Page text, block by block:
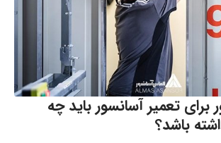
تعمیر آسانسور باید چه
باشد؟